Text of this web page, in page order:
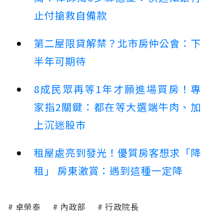
止付搶救自備款
第二屋限貸解禁？北市房仲公會：下
半年可期待
8成民眾再等1年才願進場買房！專
家指2關鍵：都在等大選端牛肉、加
上沉迷股市
租屋處亮到發光！優質房客想求「降
租」 房東激賞：遇到這種一定降
卓榮泰 內政部 行政院長